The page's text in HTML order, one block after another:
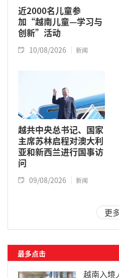
近2000名儿童参
加“越南儿童—学习与
创新”活动
10/08/2026 新闻
越共中央总书记、国家
主席苏林启程对澳大利
亚和新西兰进行国事访
问
09/08/2026 新闻
更
最多点击
越南入境